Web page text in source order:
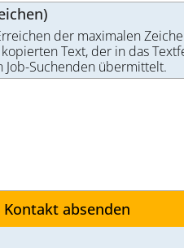
der maximalen
Text, der in das
Suchenden übermittelt.